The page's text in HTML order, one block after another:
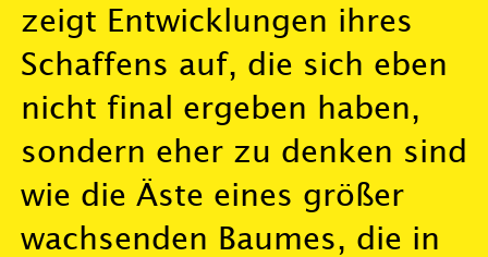
zeigt Entwicklungen ihres
Schaffens auf, die sich eben
nicht final ergeben haben,
sondern eher zu denken sind
wie die Äste eines größer
wachsenden Baumes, die in